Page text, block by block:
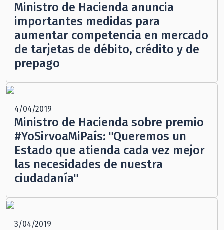
Ministro de Hacienda anuncia
importantes medidas para
aumentar competencia en mercado
de tarjetas de débito, crédito y de
prepago
4/04/2019
Ministro de Hacienda sobre premio
#YoSirvoaMiPaís: "Queremos un
Estado que atienda cada vez mejor
las necesidades de nuestra
ciudadanía"
3/04/2019